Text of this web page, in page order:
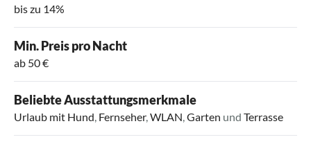
bis zu 14%
Min. Preis pro Nacht
ab 50 €
Beliebte Ausstattungsmerkmale
Urlaub mit Hund Fernseher, WLAN Garten und Terrasse